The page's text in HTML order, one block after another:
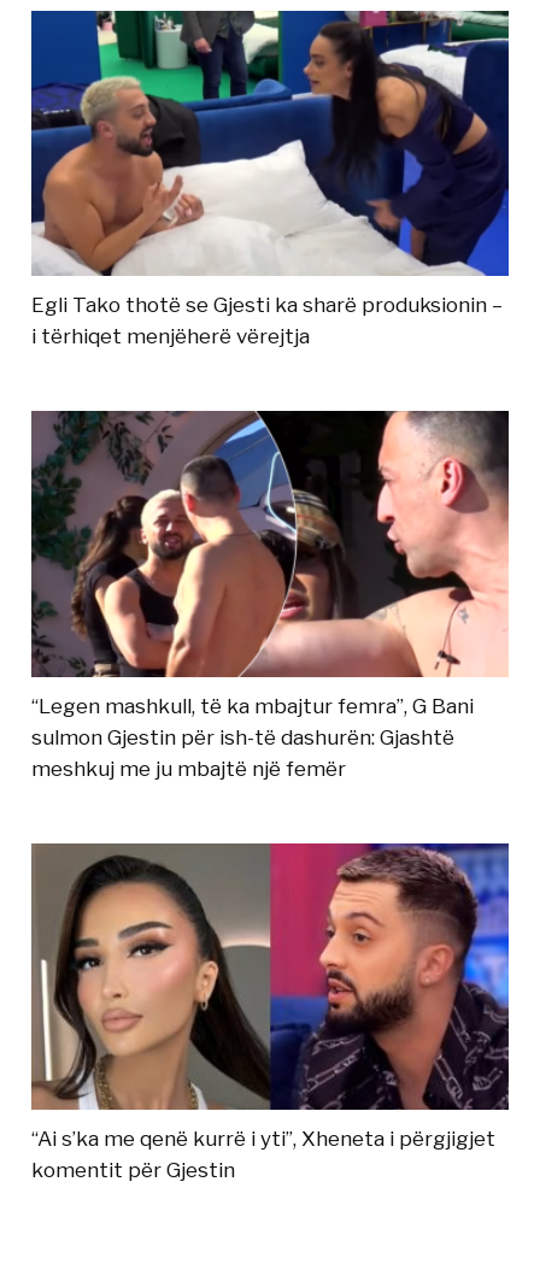
Egli Tako thotë se Gjesti ka sharë produksionin –
i tërhiqet menjëherë vërejtja
“Legen mashkull, të ka mbajtur femra”, G Bani
sulmon Gjestin për ish-të dashurën: Gjashtë
meshkuj me ju mbajtë një femër
“Ai s’ka me qenë kurrë i yti”, Xheneta i përgjigjet
komentit për Gjestin